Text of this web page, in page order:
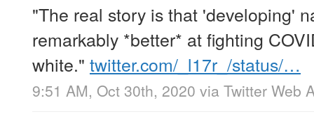
"The real story is that 'developing'
remarkably *better* at fighting
white." twitter.com/_l17r_/status/…
9:51 AM, Oct 30th, 2020 via Twitter Web